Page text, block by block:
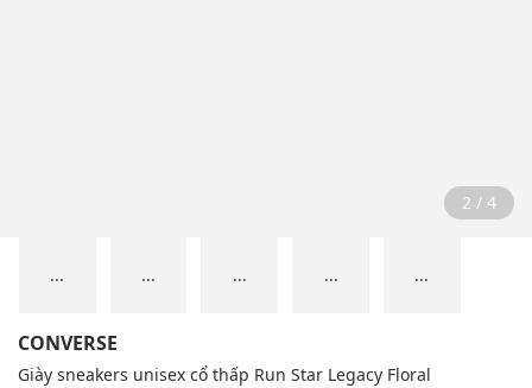
2 / 4
... ... ... ... ...
CONVERSE
Giày sneakers unisex cổ thấp Run Star Legacy Floral